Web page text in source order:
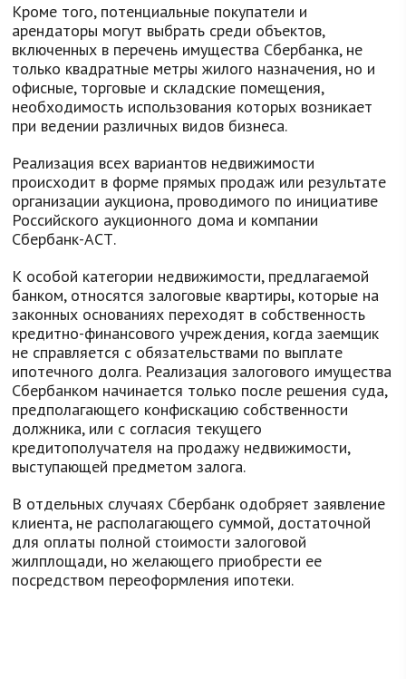
Кроме того, потенциальные покупатели и
арендаторы могут выбрать среди объектов,
включенных в перечень имущества Сбербанка, не
только квадратные метры жилого назначения, но и
офисные, торговые и складские помещения,
необходимость использования которых возникает
при ведении различных видов бизнеса.
Реализация всех вариантов недвижимости
происходит в форме прямых продаж или результате
организации аукциона, проводимого по инициативе
Российского аукционного дома и компании
Сбербанк-АСТ.
К особой категории недвижимости, предлагаемой
банком, относятся залоговые квартиры, которые на
законных основаниях переходят в собственность
кредитно-финансового учреждения, когда заемщик
не справляется с обязательствами по выплате
ипотечного долга. Реализация залогового имущества
Сбербанком начинается только после решения суда,
предполагающего конфискацию собственности
должника, или с согласия текущего
кредитополучателя на продажу недвижимости,
выступающей предметом залога.
В отдельных случаях Сбербанк одобряет заявление
клиента, не располагающего суммой, достаточной
для оплаты полной стоимости залоговой
жилплощади, но желающего приобрести ее
посредством переоформления ипотеки.